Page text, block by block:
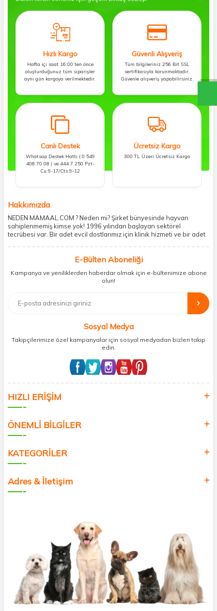
Hızlı Kargo
Hafta içi saat 16:00’ten önce
oluşturduğunuz tüm siparişler
aynı gün kargoya verilmektedir.
Güvenli Alışveriş
Tüm bilgileriniz 256 Bit SSL
sertifikasıyla korunmaktadır.
Güvenle alışveriş yapabilirsiniz.
Canlı Destek
Whatsap Destek Hattı ( 0 549
408 70 08 ) ve 444 7 250 Pzt-
Cu:9-17/Cts:9-12
Ücretsiz Kargo
300 TL Üzeri Ücretsiz Kargo
Hakkımızda
NEDEN MAMAAL.COM ? Neden mi? Şirket bünyesinde hayvan
sahiplenmemiş kimse yok! 1996 yılından başlayan sektörel
tecrübesi var. Bir adet evcil dostlarımız için klinik hizmeti ve bir adet
mobil şubesi ile tüketicilerine en hızlı ve güvenilir teslimatı garanti
etmektedir. Havale-EFT ve kredi kartı gibi ödeme seçenekleri ile
müşterilerini ödeme hususunda imkan sağlamıştır. Sosyal
sorumluluğu kesinlikle es geçmeyerek, mamaal.com üzerinden satışı
yapılan her ürün için sokak hayvanlarına aylık ve düzenli olarak
bağış işlemi gerçekleştirmektedir.
E-Bülten Aboneliği
Kampanya ve yeniliklerden haberdar olmak için e-bültenimize abone
olun!
Sosyal Medya
Takipçilerimize özel kampanyalar için sosyal medyadan bizleri takip
edin.
HIZLI ERİŞİM
ÖNEMLİ BİLGİLER
KATEGORİLER
Adres & İletişim